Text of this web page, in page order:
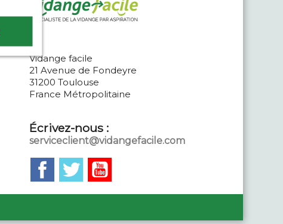
Vidange facile
21 Avenue de Fondeyre
31200 Toulouse
France Métropolitaine
Écrivez-nous :
serviceclient@vidangefacile.com
Facebook Twitter